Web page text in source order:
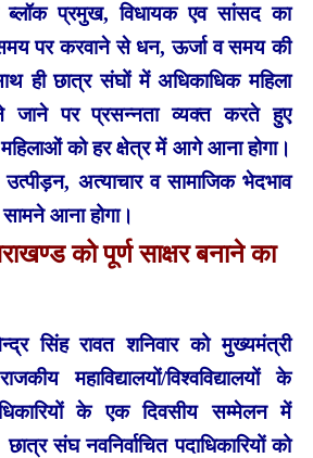
ब्लॉक प्रमुख, विधायक एव सांसद का
पर करवाने से धन, ऊर्जा व समय की
ही छात्र संघों में अधिकाधिक महिला
जाने पर प्रसन्नता व्यक्त करते हुए
को हर क्षेत्र में आगे आना होगा।
अत्याचार व सामाजिक भेदभाव
आना होगा।
को पूर्ण साक्षर बनाने का
सिंह रावत शनिवार को मुख्यमंत्री
महाविद्यालयों/विश्वविद्यालयों के
के एक दिवसीय सम्मेलन में
संघ नवनिर्वाचित पदाधिकारियों को